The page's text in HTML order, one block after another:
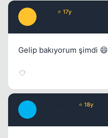
⭐ 17y
Gelip bakıyorum şimdi 😄
⭐ 18y